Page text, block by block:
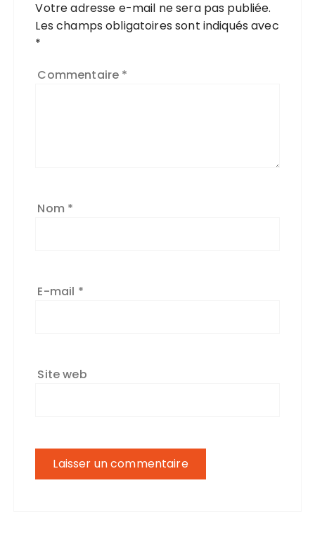
Votre adresse e-mail ne sera pas publiée.
Les champs obligatoires sont indiqués avec
*
Commentaire *
Nom *
E-mail *
Site web